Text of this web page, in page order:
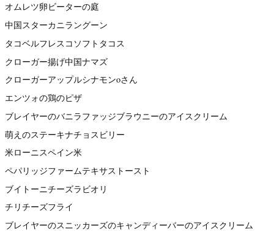
オムレツ卵ビーターの庭
中国スターカニラングーン
タコベルフレスコソフトタコス
クローガー揚げ中国ナマズ
クローガーアップルシナモンoさん
エンツォの鶏のピザ
ブレイヤーのバニラファッジブラウニーのアイスクリーム
萌えのステーキナチョスビリー
米ローニスペイン米
ペパリッジファームテキサストースト
ブイトーニチーズラビオリ
チリチーズフライ
ブレイヤーのスニッカーズのキャンディーバーのアイスクリーム